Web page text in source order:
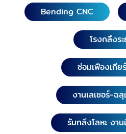
Bending CNC
โรงกลึงร
ซ่อมเฟืองเกีย
งานเลเซอร์-ฉ
รับกลึงโลหะ งา